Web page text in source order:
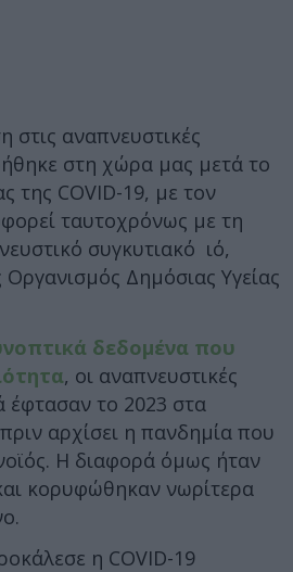
αναπνευστικές
στη χώρα μας μετά το
της COVID-19, με τον
ταυτοχρόνως με τη
συγκυτιακό ιό,
Οργανισμός Δημόσιας Υγείας
δεδομένα που
, οι αναπνευστικές
έφτασαν το 2023 στα
αρχίσει η πανδημία που
Η διαφορά όμως ήταν
κορυφώθηκαν νωρίτερα
η COVID-19